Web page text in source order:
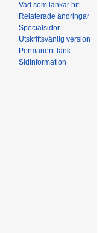
Vad som länkar hit
Relaterade ändringar
Specialsidor
Utskriftsvänlig version
Permanent länk
Sidinformation